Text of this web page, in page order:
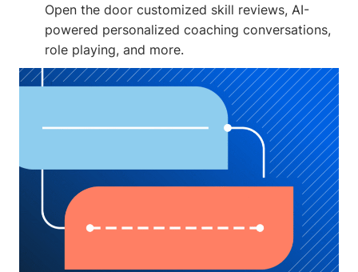
Open the door customized skill reviews, AI-
powered personalized coaching conversations,
role playing, and more.